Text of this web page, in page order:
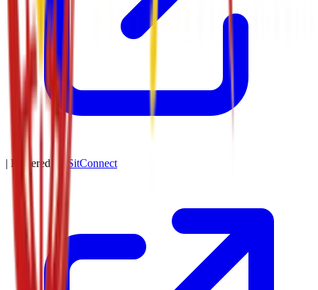
| Powered by SitConnect